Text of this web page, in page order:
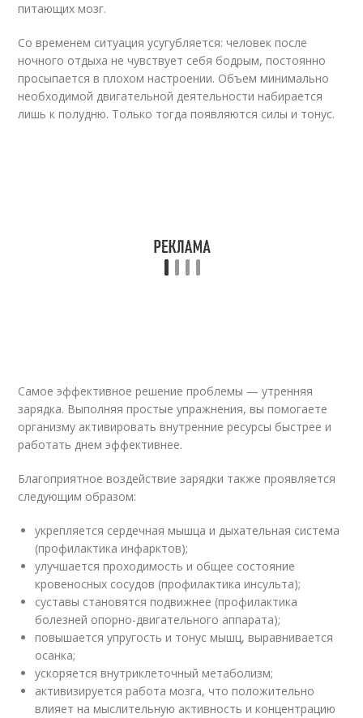
питающих мозг.
Со временем ситуация усугубляется: человек после
ночного отдыха не чувствует себя бодрым, постоянно
просыпается в плохом настроении. Объем минимально
необходимой двигательной деятельности набирается
лишь к полудню. Только тогда появляются силы и тонус.
Самое эффективное решение проблемы — утренняя
зарядка. Выполняя простые упражнения, вы помогаете
организму активировать внутренние ресурсы быстрее и
работать днем эффективнее.
Благоприятное воздействие зарядки также проявляется
следующим образом:
укрепляется сердечная мышца и дыхательная система
(профилактика инфарктов);
улучшается проходимость и общее состояние
кровеносных сосудов (профилактика инсульта);
суставы становятся подвижнее (профилактика
болезней опорно-двигательного аппарата);
повышается упругость и тонус мышц, выравнивается
осанка;
ускоряется внутриклеточный метаболизм;
активизируется работа мозга, что положительно
влияет на мыслительную активность и концентрацию